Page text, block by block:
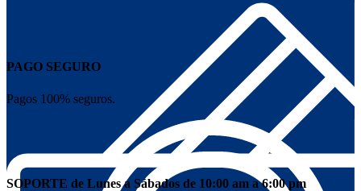
PAGO SEGURO
Pagos 100% seguros.
SOPORTE de Lunes a Sábados de 10:00 am a 6:00 pm